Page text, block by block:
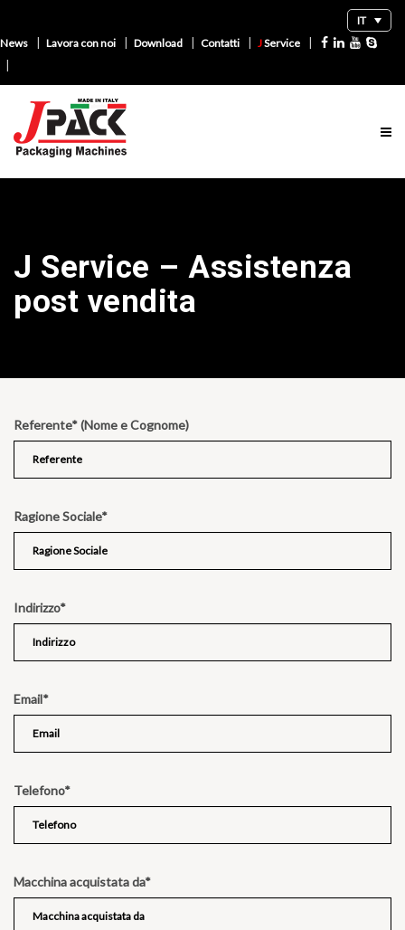
IT
News
Lavora con noi Download Contatti JService
J Service – Assistenza
post vendita
Referente* (Nome e Cognome)
Ragione Sociale*
Indirizzo*
Email*
Telefono*
Macchina acquistata da*